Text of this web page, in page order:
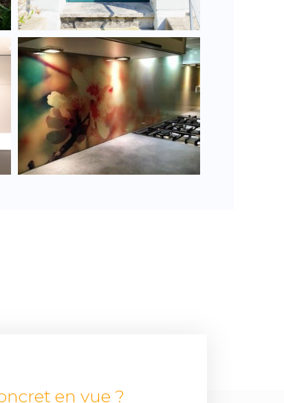
Crédence en verre
trempé à motif.
en vue ?